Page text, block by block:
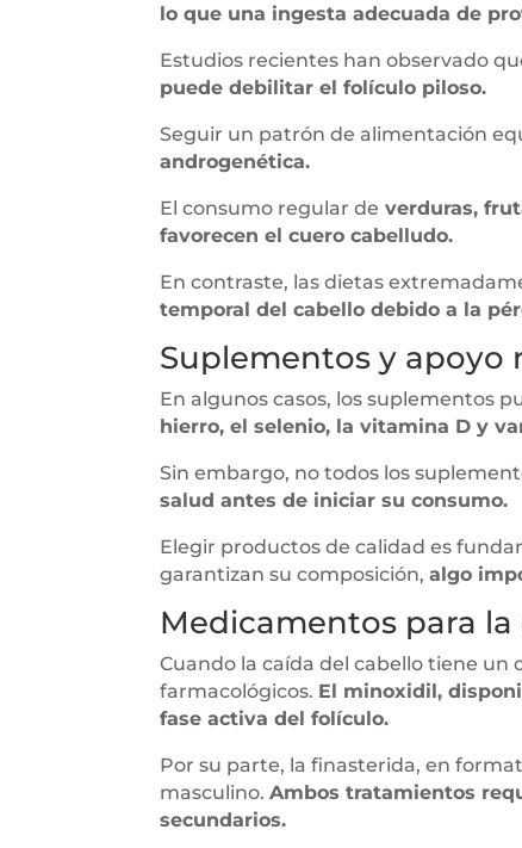
lo que una ingesta adecuada de
Estudios recientes han observado
puede debilitar el folículo piloso.
Seguir un patrón de alimentación
androgenética.
El consumo regular de verduras,
favorecen el cuero cabelludo.
En contraste, las dietas
temporal del cabello debido a la
Suplementos y apoyo
En algunos casos, los suplementos
hierro, el selenio, la vitamina D y
Sin embargo, no todos los
salud antes de iniciar su consumo.
Elegir productos de calidad es
garantizan su composición,algo
Medicamentos para
Cuando la caída del cabello tiene
farmacológicos. El minoxidil,
fase activa del folículo.
Por su parte, la finasterida, en
masculino.Ambos tratamientos
secundarios.